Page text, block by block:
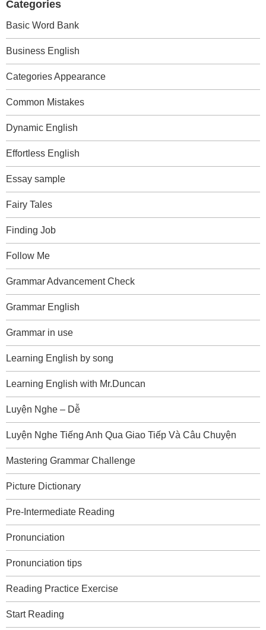
Categories
Basic Word Bank
Business English
Categories Appearance
Common Mistakes
Dynamic English
Effortless English
Essay sample
Fairy Tales
Finding Job
Follow Me
Grammar Advancement Check
Grammar English
Grammar in use
Learning English by song
Learning English with Mr.Duncan
Luyện Nghe – Dễ
Luyện Nghe Tiếng Anh Qua Giao Tiếp Và Câu Chuyện
Mastering Grammar Challenge
Picture Dictionary
Pre-Intermediate Reading
Pronunciation
Pronunciation tips
Reading Practice Exercise
Start Reading